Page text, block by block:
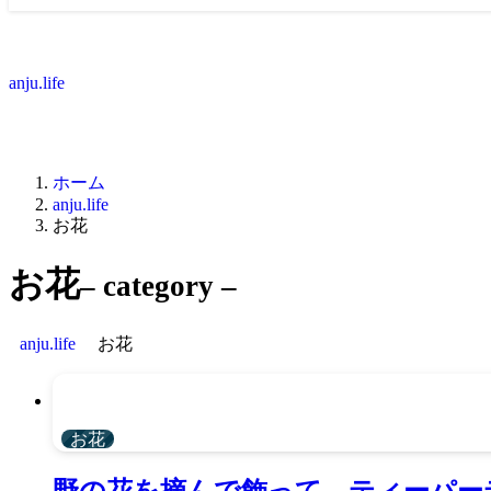
anju.life
ホーム
anju.life
お花
お花– category –
anju.life お花
お花